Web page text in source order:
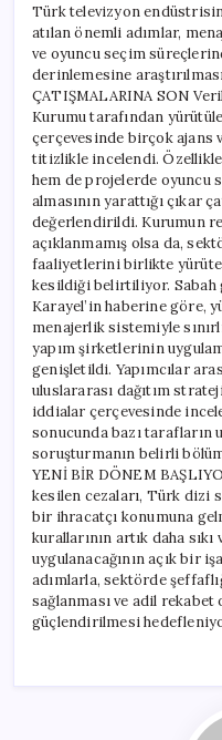
Türk televizyon
atılan önemli adımlar,
ve oyuncu seçim
derinlemesine
ÇATIŞMALARINA SON
Kurumu tarafından
çerçevesinde birçok
titizlikle incelendi.
hem de projelerde oyuncu
almasının yarattığı çıkar
değerlendirildi. Kurumun
açıklanmamış olsa da,
faaliyetlerini birlikte
kesildiği belirtiliyor. Sabah
Karayel’in haberine göre,
menajerlik sistemiyle
yapım şirketlerinin
genişletildi. Yapımcılar
uluslararası dağıtım
iddialar çerçevesinde
sonucunda bazı tarafların
soruşturmanın belirli
YENİ BİR DÖNEM
kesilen cezaları, Türk dizi
bir ihracatçı konumuna
kurallarının artık daha
uygulanacağının açık bir
adımlarla, sektörde
sağlanması ve adil rekabet
güçlendirilmesi